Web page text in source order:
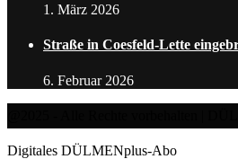
1. März 2026
Straße in Coesfeld-Lette
6. Februar 2026
Digitales DÜLMENplus-Abo